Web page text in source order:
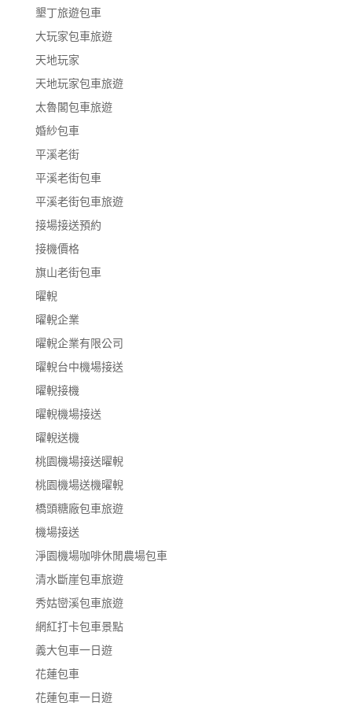
墾丁旅遊包車
大玩家包車旅遊
天地玩家
天地玩家包車旅遊
太魯閣包車旅遊
婚紗包車
平溪老街
平溪老街包車
平溪老街包車旅遊
接場接送預約
接機價格
旗山老街包車
曜輗
曜輗企業
曜輗企業有限公司
曜輗台中機場接送
曜輗接機
曜輗機場接送
曜輗送機
桃園機場接送曜輗
桃園機場送機曜輗
橋頭糖廠包車旅遊
機場接送
淨園機場咖啡休閒農場包車
清水斷崖包車旅遊
秀姑巒溪包車旅遊
網紅打卡包車景點
義大包車一日遊
花蓮包車
花蓮包車一日遊